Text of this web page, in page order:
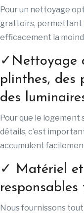
Pour un nettoyage
grattoirs, permettant
efficacement la
✓Nettoyage
plinthes, des
des
Pour que le logement
détails, c’est
accumulent
✓ Matériel
Nous fournissons